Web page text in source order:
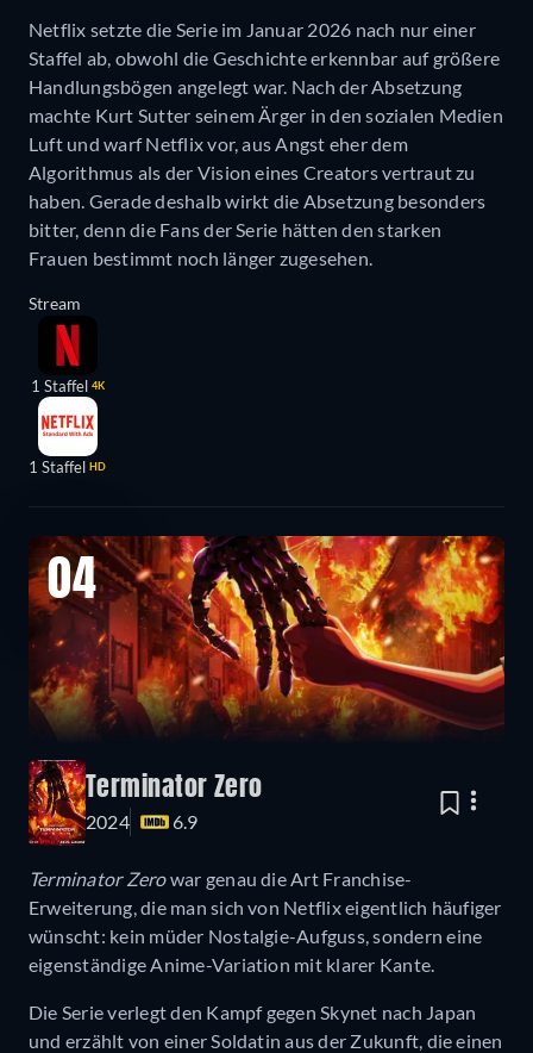
Netflix setzte die Serie im Januar 2026 nach nur einer
Staffel ab, obwohl die Geschichte erkennbar auf größere
Handlungsbögen angelegt war. Nach der Absetzung
machte Kurt Sutter seinem Ärger in den sozialen Medien
Luft und warf Netflix vor, aus Angst eher dem
Algorithmus als der Vision eines Creators vertraut zu
haben. Gerade deshalb wirkt die Absetzung besonders
bitter, denn die Fans der Serie hätten den starken
Frauen bestimmt noch länger zugesehen.
Stream
1 Staffel 4K
1 Staffel HD
04
Terminator Zero
2024 6.9
Terminator Zerowar genau die Art Franchise-
Erweiterung, die man sich von Netflix eigentlich häufiger
wünscht: kein müder Nostalgie-Aufguss, sondern eine
eigenständige Anime-Variation mit klarer Kante.
Die Serie verlegt den Kampf gegen Skynet nach Japan
und erzählt von einer Soldatin aus der Zukunft, die einen